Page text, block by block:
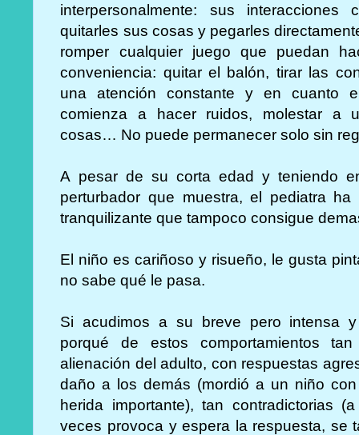
interpersonalmente: sus
quitarles sus cosas y pegarles
romper cualquier juego que puedan
conveniencia: quitar el balón, tirar las
una atención constante y en cuanto
comienza a hacer ruidos, molestar a
cosas… No puede permanecer solo sin
A pesar de su corta edad y teniendo
perturbador que muestra, el pediatra
tranquilizante que tampoco consigue
El niño es cariñoso y risueño, le gusta
no sabe qué le pasa.
Si acudimos a su breve pero intensa
porqué de estos comportamientos
alienación del adulto, con respuestas
daño a los demás (mordió a un niño
herida importante), tan contradictorias
veces provoca y espera la respuesta, se